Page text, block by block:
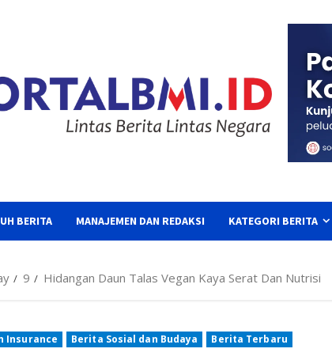
BERITA MANAJEMEN DAN REDAKSI KATEGORI BERITA
9 Hidangan Daun Talas Vegan Kaya Serat Dan Nutrisi
Insurance Berita Sosial dan Budaya Berita Terbaru